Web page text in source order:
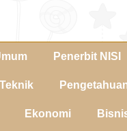
Penerbit NISI
Teknik
Ekonomi